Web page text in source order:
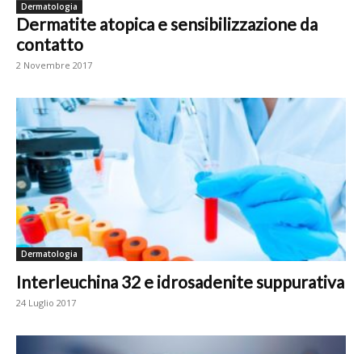
Dermatologia
Dermatite atopica e sensibilizzazione da
contatto
2 Novembre 2017
Dermatologia
Interleuchina 32 e idrosadenite suppurativa
24 Luglio 2017